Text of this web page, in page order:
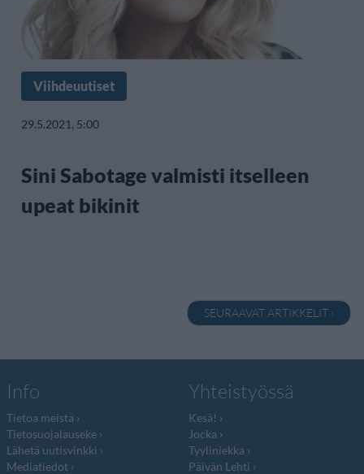
Viihdeuutiset
29.5.2021, 5:00
Sini Sabotage valmisti itselleen
upeat bikinit
SEURAAVAT ARTIKKELIT ›
Info
Tietoa meistä
Tietosuojalauseke
Lähetä uutisvinkki
Mediatiedot
Yhteistyössä
Kesä!
Jocka
Tyyliniekka
Päivän Lehti